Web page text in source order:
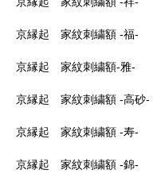
京縁起 家紋刺繍額 -福-
京縁起 家紋刺繍額-雅-
京縁起 家紋刺繍額 -高砂-
京縁起 家紋刺繍額 -寿-
京縁起 家紋刺繍額 -錦-